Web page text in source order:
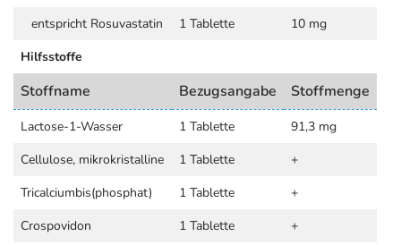
entspricht Rosuvastatin
1 Tablette
10 mg
Hilfsstoffe
Stoffname Bezugsangabe Stoffmenge
Lactose-1-Wasser 1 Tablette
91,3 mg
Cellulose, mikrokristalline
1 Tablette
+
Tricalciumbis(phosphat)
1 Tablette
+
Crospovidon
1 Tablette
+